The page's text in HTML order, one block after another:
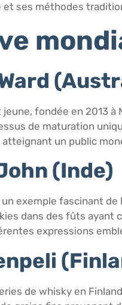
ses méthodes
fondée en 2013
de maturation
un public
(Inde)
exemple fascinant
dans des fûts
expressions
de whisky en